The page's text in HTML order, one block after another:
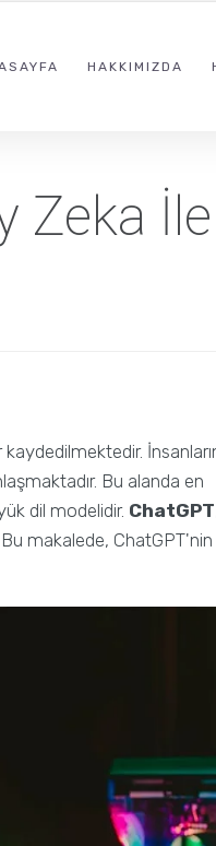
HAKKIMIZDA
Zeka
Bu alanda en
dil modelidir. ChatGPT
makalede, ChatGPT'nin